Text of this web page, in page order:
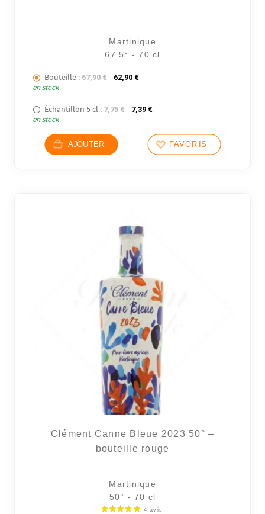
Martinique
67.5° - 70 cl
Bouteille : 67,90€ Le prix initial était : 67,90 €.
62,90 €Le prix actuel est : 62,90 €.
en stock
Échantillon 5 cl : 7,75€ Le prix initial était : 7,75 €.
7,39 €Le prix actuel est : 7,39 €.
en stock
AJOUTER FAVORIS
Clément Canne Bleue 2023 50° –
bouteille rouge
Martinique
50° - 70 cl